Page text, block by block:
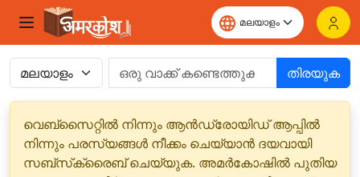
തിരയുക
വെബ്‌സൈറ്റിൽ നിന്നും ആൻഡ്രോയിഡ് ആപ്പിൽ
നിന്നും പരസ്യങ്ങൾ നീക്കം ചെയ്യാൻ ദയവായി
സബ്‌സ്‌ക്രൈബ് ചെയ്യുക. അമർകോഷിൽ പുതിയ